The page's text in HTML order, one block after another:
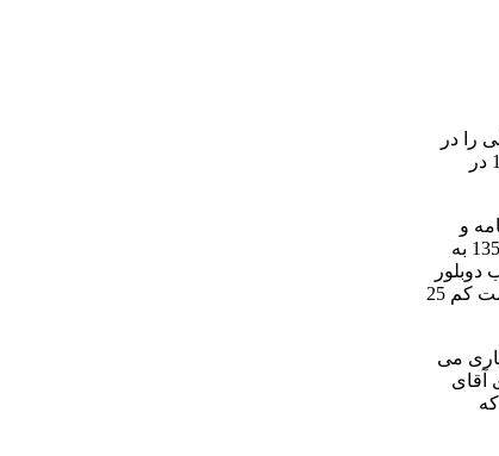
نوجوانی را در
این شهر گذراند. حدود سال 1352 به دلیل انتقال همسرش که در امور مهندسی فرستنده های رادیویی کار می کرد، به شهر مهاباد رفت. سال 1355 در
اعلام برنامه و
مجری برنامه های مخصوص کودکان بود. گویندۀ برنامه های سالگردهای مختلف از جمله روز پدر و برنامه ترانه های درخواستی نیز بود. در سال 1359 به
دوبلور
و پذیرفته شدن به واحد دوبلاژ آمد تا هم دورۀ دوبله را بگذراند و هم به کار اداری بپردازد. سپاهی با توجه به عنوان شغلی اش، کارمند هماهنگی دست کم 25
می
آقای